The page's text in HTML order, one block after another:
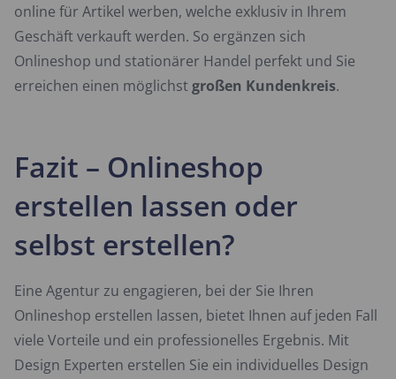
online für Artikel werben, welche exklusiv in Ihrem
Geschäft verkauft werden. So ergänzen sich
Onlineshop und stationärer Handel perfekt und Sie
erreichen einen möglichst großen Kundenkreis.
Fazit – Onlineshop
erstellen lassen oder
selbst erstellen?
Eine Agentur zu engagieren, bei der Sie Ihren
Onlineshop erstellen lassen, bietet Ihnen auf jeden Fall
viele Vorteile und ein professionelles Ergebnis. Mit
Design Experten erstellen Sie ein individuelles Design